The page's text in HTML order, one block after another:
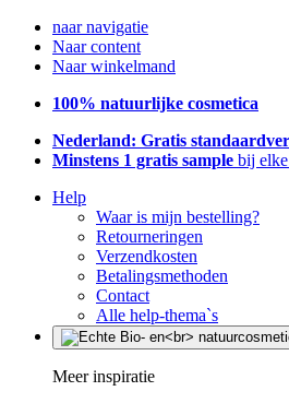
naar navigatie
Naar content
Naar winkelmand
100% natuurlijke cosmetica
Nederland: Gratis
Minstens 1 gratis sample bij
Help
Waar is mijn bestelling?
Retourneringen
Verzendkosten
Betalingsmethoden
Contact
Alle help-thema`s
Meer inspiratie